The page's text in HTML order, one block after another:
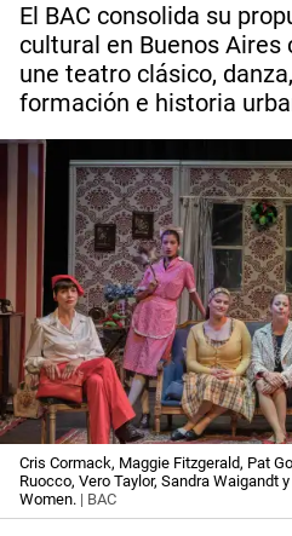
El BAC consolida su
cultural en Buenos Aires
une teatro clásico,
formación e historia
Cris Cormack, Maggie Fitzgerald, Pat
Ruocco, Vero Taylor, Sandra Waigandt
Women. | BAC